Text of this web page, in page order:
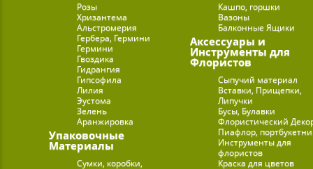
Розы
Хризантема
Альстромерия
Гербера, Гермини
Гермини
Гвоздика
Гидрангия
Гипсофила
Лилия
Эустома
Зелень
Аранжировка
Упаковочные
Материалы
Сумки, коробки,
Кашпо, горшки
Вазоны
Балконные Ящики
Аксессуары и
Инструменты для
Флористов
Сыпучий материал
Вставки, Прищепки,
Липучки
Бусы, Булавки
Флористический
Пиафлор,
Инструменты для
флористов
Краска для цветов